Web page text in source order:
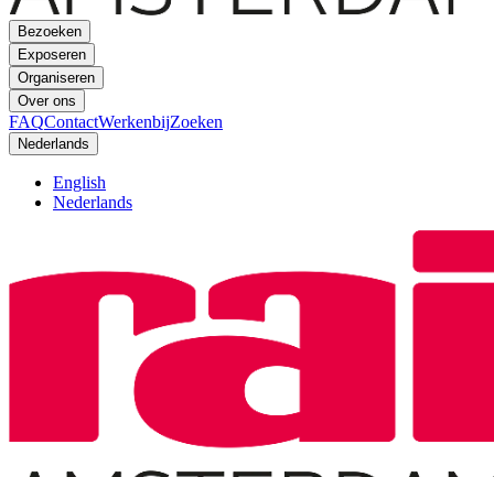
Bezoeken
Exposeren
Organiseren
Over ons
FAQContactWerkenbijZoeken
Nederlands
English
Nederlands